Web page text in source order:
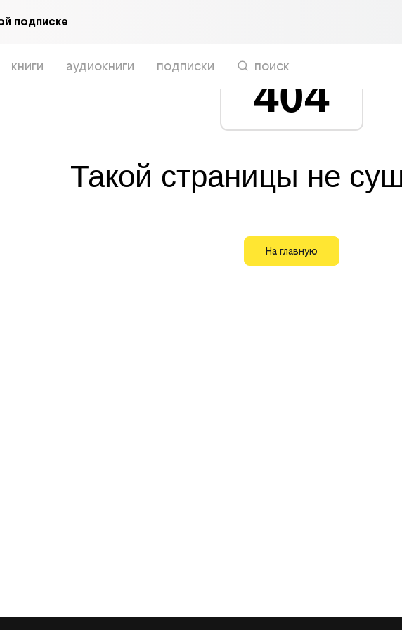
подписке
книги аудиокниги подписки поиск
404
Такой страницы не
На главную